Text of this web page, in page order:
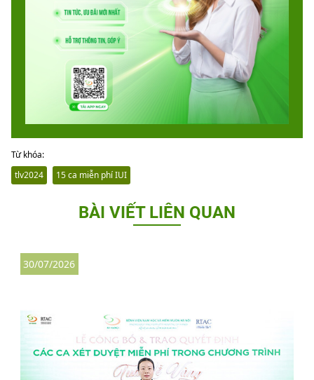
Từ khóa:
tlv2024
15 ca miễn phí IUI
BÀI VIẾT LIÊN QUAN
30/07/2026